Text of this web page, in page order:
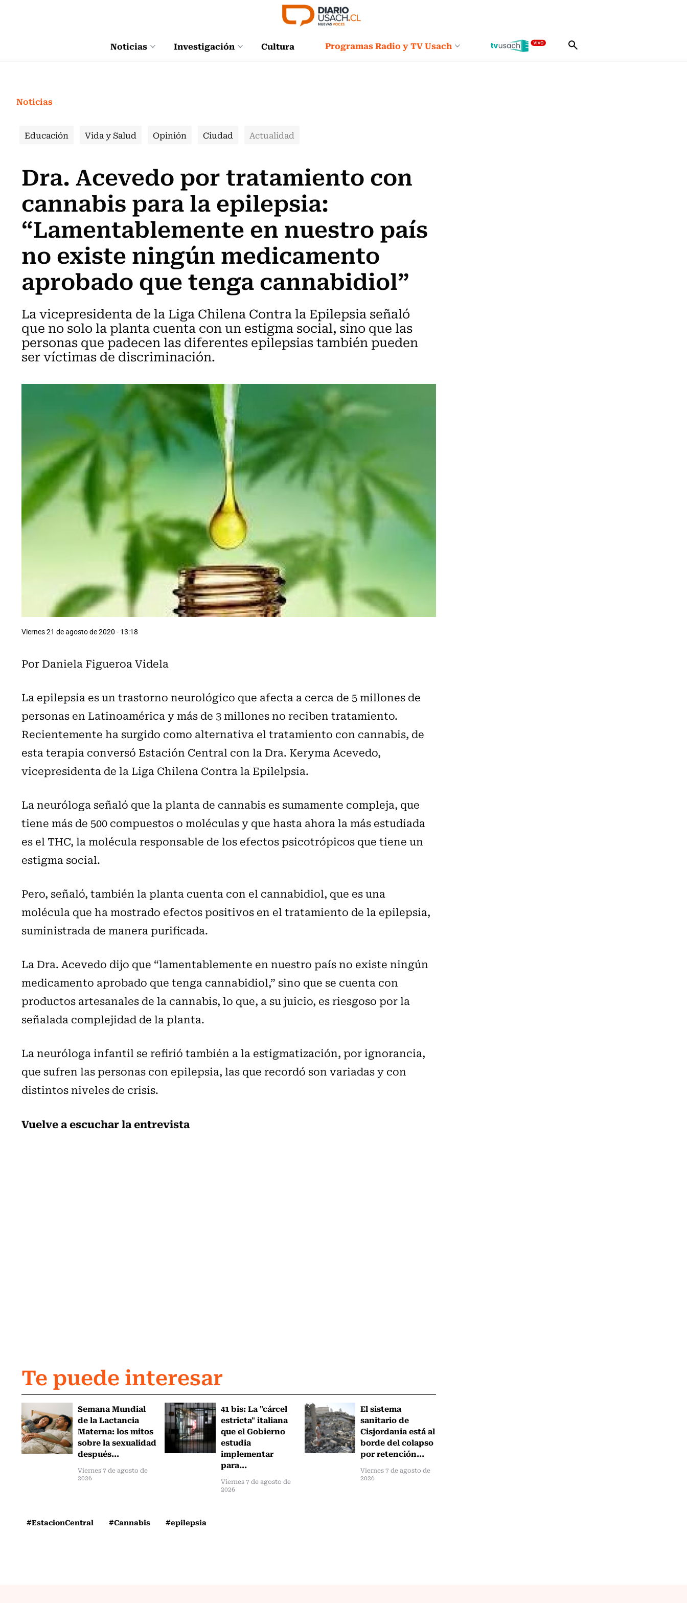
Noticias Investigación Cultura Programas Radio y TV Usach
Noticias
Educación Vida y Salud Opinión Ciudad Actualidad
Dra. Acevedo por tratamiento con
cannabis para la epilepsia:
“Lamentablemente en nuestro país
no existe ningún medicamento
aprobado que tenga cannabidiol”
La vicepresidenta de la Liga Chilena Contra la Epilepsia señaló
que no solo la planta cuenta con un estigma social, sino que las
personas que padecen las diferentes epilepsias también pueden
ser víctimas de discriminación.
Viernes 21 de agosto de 2020 - 13:18
Por Daniela Figueroa Videla
La epilepsia es un trastorno neurológico que afecta a cerca de 5 millones de
personas en Latinoamérica y más de 3 millones no reciben tratamiento.
Recientemente ha surgido como alternativa el tratamiento con cannabis, de
esta terapia conversó Estación Central con la Dra. Keryma Acevedo,
vicepresidenta de la Liga Chilena Contra la Epilelpsia.
La neuróloga señaló que la planta de cannabis es sumamente compleja, que
tiene más de 500 compuestos o moléculas y que hasta ahora la más estudiada
es el THC, la molécula responsable de los efectos psicotrópicos que tiene un
estigma social.
Pero, señaló, también la planta cuenta con el cannabidiol, que es una
molécula que ha mostrado efectos positivos en el tratamiento de la epilepsia,
suministrada de manera purificada.
La Dra. Acevedo dijo que “lamentablemente en nuestro país no existe ningún
medicamento aprobado que tenga cannabidiol,” sino que se cuenta con
productos artesanales de la cannabis, lo que, a su juicio, es riesgoso por la
señalada complejidad de la planta.
La neuróloga infantil se refirió también a la estigmatización, por ignorancia,
que sufren las personas con epilepsia, las que recordó son variadas y con
distintos niveles de crisis.
Vuelve a escuchar la entrevista
Te puede interesar
Semana Mundial
de la Lactancia
Materna: los mitos
sobre la sexualidad
después...
Viernes 7 de agosto de
2026
41 bis: La "cárcel
estricta" italiana
que el Gobierno
estudia
implementar
para...
Viernes 7 de agosto de
2026
El sistema
sanitario de
Cisjordania está al
borde del colapso
por retención...
Viernes 7 de agosto de
2026
#EstacionCentral #Cannabis #epilepsia